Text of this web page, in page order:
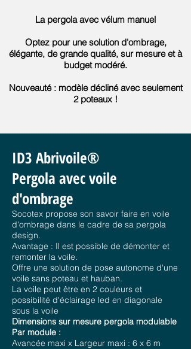
La pergola avec vélum manuel
Optez pour une solution d'ombrage,
élégante, de grande qualité, sur mesure et à
budget modéré.
Nouveauté : modèle décliné avec seulement
2 poteaux !
ID3 Abrivoile®
Pergola avec voile
d'ombrage
Socotex propose son savoir faire en voile
d'ombrage dans le cadre de sa pergola
design.
Avantage : Il est possible de démonter et
remonter la voile.
Offre une solution de pose autonome d'une
voile sans poteau et hauban.
La voile peut être en 2 couleurs et
possibilité d'éclairage led en diagonale
sous la voile
Dimensions sur mesure pergola modulable
Par module :
Avancée maxi x Largeur maxi : 6 x 6 m